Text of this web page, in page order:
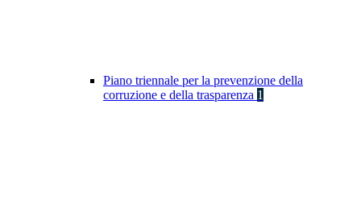
Piano triennale per la prevenzione della
corruzione e della trasparenza 1